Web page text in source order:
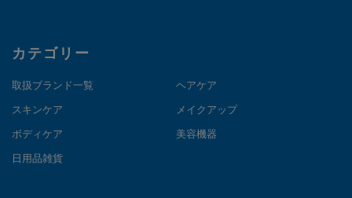
カテゴリー
取扱ブランド一覧 ヘアケア
スキンケア メイクアップ
ボディケア 美容機器
日用品雑貨